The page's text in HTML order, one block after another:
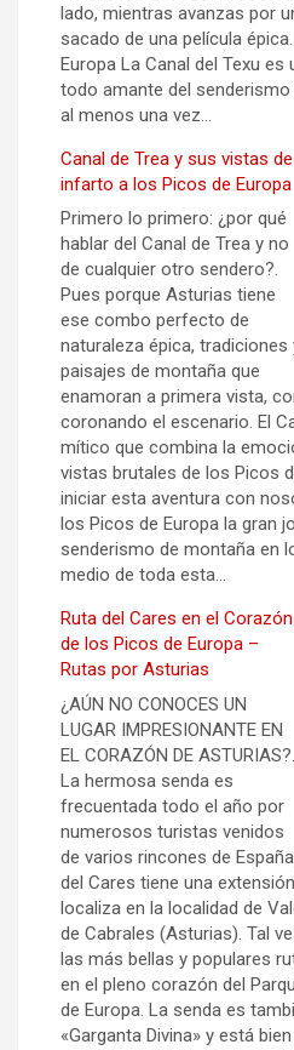
lado, mientras avanzas por
sacado de una película
Europa La Canal del Texu
todo amante del
al menos una vez…
Canal de Trea y sus vistas de
infarto a los Picos de Europa
Primero lo primero: ¿por qué
hablar del Canal de Trea y no
de cualquier otro sendero?.
Pues porque Asturias tiene
ese combo perfecto de
naturaleza épica, tradiciones
paisajes de montaña que
enamoran a primera vista,
coronando el escenario. El
mítico que combina la
vistas brutales de los Picos
iniciar esta aventura con
los Picos de Europa la gran
senderismo de montaña en
medio de toda esta…
Ruta del Cares en el Corazón
de los Picos de Europa –
Rutas por Asturias
¿AÚN NO CONOCES UN
LUGAR IMPRESIONANTE EN
EL CORAZÓN DE ASTURIAS?.
La hermosa senda es
frecuentada todo el año por
numerosos turistas venidos
de varios rincones de
del Cares tiene una
localiza en la localidad de
de Cabrales (Asturias). Tal
las más bellas y populares
en el pleno corazón del
de Europa. La senda es
«Garganta Divina» y está